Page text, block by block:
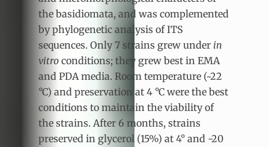
the basidiomata, and was complemented
by phylogenetic analysis of ITS
sequences. Only 7 strains grew under in
vitro conditions; they grew best in EMA
and PDA media. Room temperature (~22
°C) and preservation at 4 °C were the best
conditions to maintain the viability of
the strains. After 6 months, strains
preserved in glycerol (15%) at 4° and -20